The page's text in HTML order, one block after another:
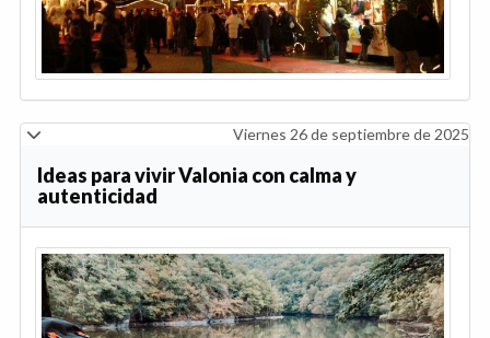
Viernes 26 de septiembre de 2025
Ideas para vivir Valonia con calma y
autenticidad